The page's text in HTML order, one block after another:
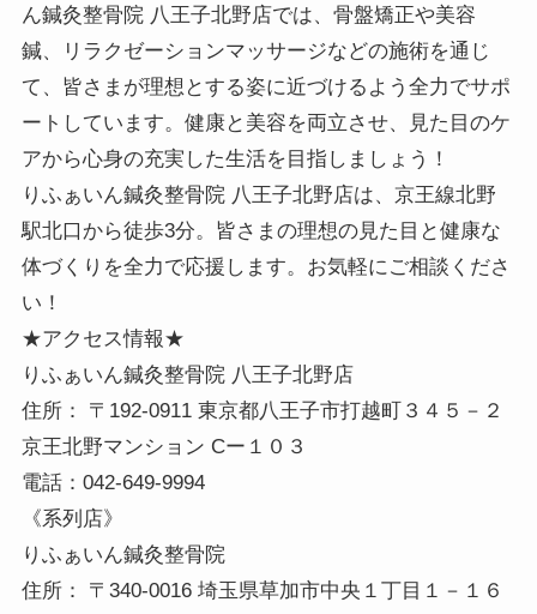
ん鍼灸整骨院 八王子北野店では、骨盤矯正や美容
鍼、リラクゼーションマッサージなどの施術を通じ
て、皆さまが理想とする姿に近づけるよう全力でサポ
ートしています。健康と美容を両立させ、見た目のケ
アから心身の充実した生活を目指しましょう！
りふぁいん鍼灸整骨院 八王子北野店は、京王線北野
駅北口から徒歩3分。皆さまの理想の見た目と健康な
体づくりを全力で応援します。お気軽にご相談くださ
い！
★アクセス情報★
りふぁいん鍼灸整骨院 八王子北野店
住所： 〒192-0911 東京都八王子市打越町３４５－２
京王北野マンション Cー１０３
電話：042-649-9994
《系列店》
りふぁいん鍼灸整骨院
住所： 〒340-0016 埼玉県草加市中央１丁目１－１６